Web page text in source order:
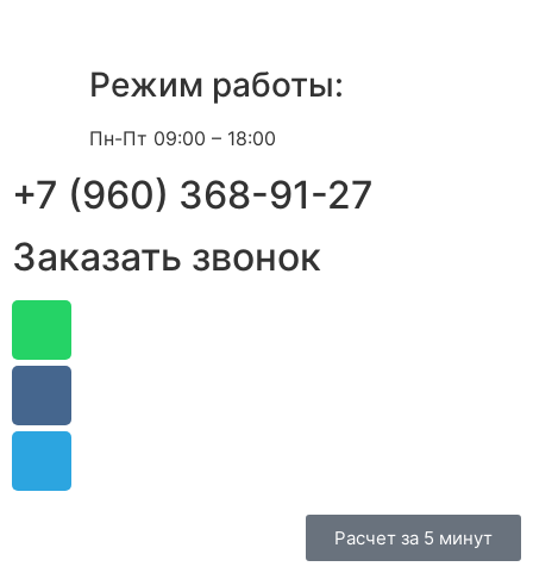
Режим работы:
Пн-Пт 09:00 – 18:00
+7 (960) 368-91-27
Заказать звонок
Расчет за 5 минут